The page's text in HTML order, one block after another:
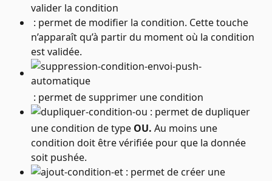
valider la condition
: permet de modifier la condition. Cette touche
n’apparaît qu’à partir du moment où la condition
est validée.
: permet de supprimer une condition
: permet de dupliquer
une condition de type OU. Au moins une
condition doit être vérifiée pour que la donnée
soit pushée.
: permet de créer une